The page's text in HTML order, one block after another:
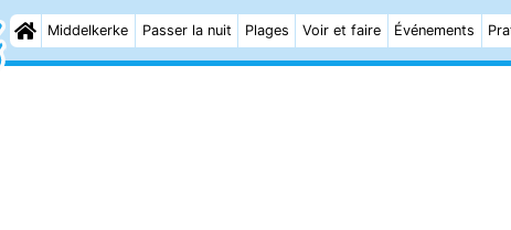
Middelkerke Passer la nuit Plages Voir et faire Événements